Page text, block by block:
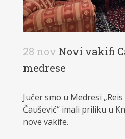
28 nov Novi vakifi
medrese
Jučer smo u Medresi
Čaušević“ imali priliku u
nove vakife.